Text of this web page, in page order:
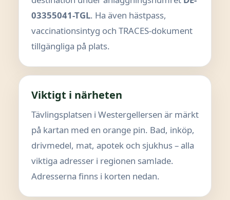
03355041-TGL. Ha även hästpass,
vaccinationsintyg och TRACES-dokument
tillgängliga på plats.
Viktigt i närheten
Tävlingsplatsen i Westergellersen är märkt
på kartan med en orange pin. Bad, inköp,
drivmedel, mat, apotek och sjukhus – alla
viktiga adresser i regionen samlade.
Adresserna finns i korten nedan.